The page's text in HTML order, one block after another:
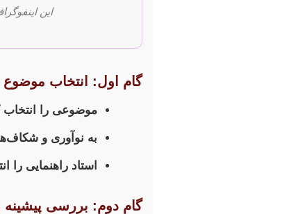
این
گام اول: انتخاب موضوع
موضوعی را انتخاب
به نوآوری و
استاد راهنمایی
گام دوم: بررسی